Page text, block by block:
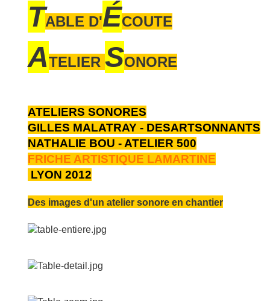
TABLE D'ÉCOUTE
ATELIER SONORE
ATELIERS SONORES
GILLES MALATRAY - DESARTSONNANTS
NATHALIE BOU - ATELIER 500
FRICHE ARTISTIQUE LAMARTINE
LYON 2012
Des images d'un atelier sonore en chantier